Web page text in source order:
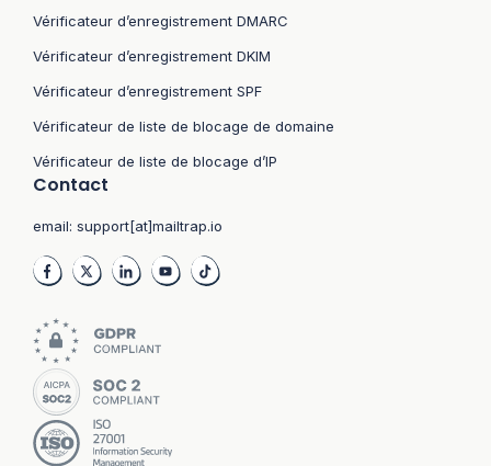
Vérificateur d’enregistrement DMARC
Vérificateur d’enregistrement DKIM
Vérificateur d’enregistrement SPF
Vérificateur de liste de blocage de domaine
Vérificateur de liste de blocage d’IP
Contact
email: support[at]mailtrap.io